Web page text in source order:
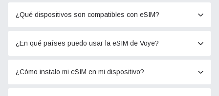
¿Qué dispositivos son compatibles con eSIM?
¿En qué países puedo usar la eSIM de Voye?
¿Cómo instalo mi eSIM en mi dispositivo?